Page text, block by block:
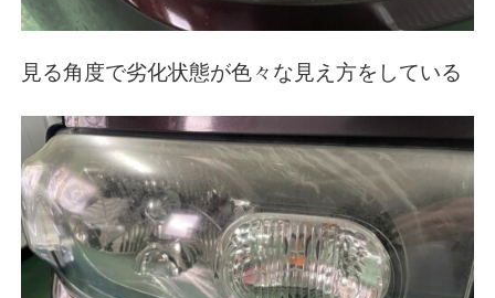
見る角度で劣化状態が色々な見え方をしている